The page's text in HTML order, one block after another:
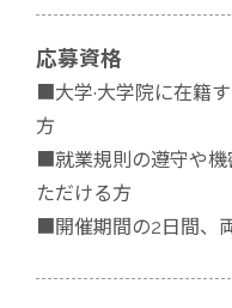
応募資格
■大学·大学院に在籍
方
■就業規則の遵守や
ただける方
■開催期間の2日間、